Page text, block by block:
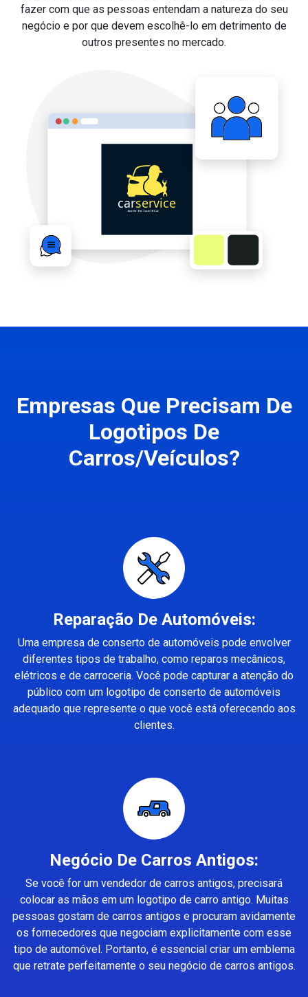
fazer com que as pessoas entendam a natureza do seu
negócio e por que devem escolhê-lo em detrimento de
outros presentes no mercado.
Empresas Que Precisam De
Logotipos De
Carros/Veículos?
Reparação De Automóveis:
Uma empresa de conserto de automóveis pode envolver
diferentes tipos de trabalho, como reparos mecânicos,
elétricos e de carroceria. Você pode capturar a atenção do
público com um logotipo de conserto de automóveis
adequado que represente o que você está oferecendo aos
clientes.
Negócio De Carros Antigos:
Se você for um vendedor de carros antigos, precisará
colocar as mãos em um logotipo de carro antigo. Muitas
pessoas gostam de carros antigos e procuram avidamente
os fornecedores que negociam explicitamente com esse
tipo de automóvel. Portanto, é essencial criar um emblema
que retrate perfeitamente o seu negócio de carros antigos.